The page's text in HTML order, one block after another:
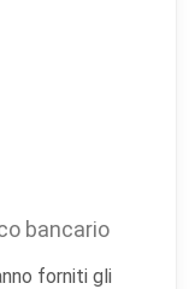
bancario
forniti gli
I cookie
di essi il sito